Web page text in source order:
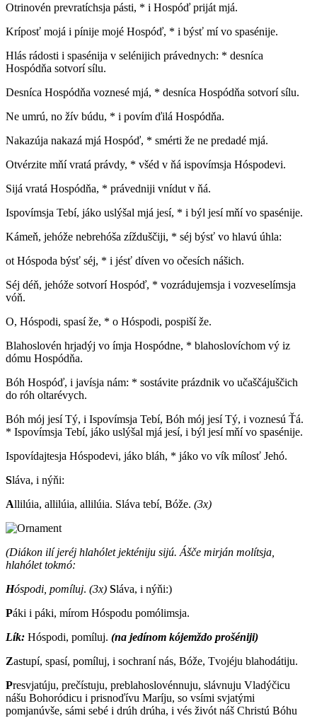
Otrinovén prevratíchsja pásti, * i Hospóď priját mjá.
Kríposť mojá i pínije mojé Hospóď, * i býsť mí vo spasénije.
Hlás rádosti i spasénija v selénijich právednych: * desníca
Hospódňa sotvorí sílu.
Desníca Hospódňa voznesé mjá, * desníca Hospódňa sotvorí sílu.
Ne umrú, no žív búdu, * i povím ďilá Hospódňa.
Nakazúja nakazá mjá Hospóď, * smérti že ne predadé mjá.
Otvérzite mňí vratá právdy, * všéd v ňá ispovímsja Hóspodevi.
Sijá vratá Hospódňa, * právedniji vnídut v ňá.
Ispovímsja Tebí, jáko uslýšal mjá jesí, * i býl jesí mňí vo spasénije.
Kámeň, jehóže nebrehóša zížduščiji, * séj býsť vo hlavú úhla:
ot Hóspoda býsť séj, * i jésť díven vo očesích nášich.
Séj déň, jehóže sotvorí Hospóď, * vozrádujemsja i vozveselímsja
vóň.
O, Hóspodi, spasí že, * o Hóspodi, pospiší že.
Blahoslovén hrjadýj vo ímja Hospódne, * blahoslovíchom vý iz
dómu Hospódňa.
Bóh Hospóď, i javísja nám: * sostávite prázdnik vo učaščájuščich
do róh oltarévych.
Bóh mój jesí Tý, i Ispovímsja Tebí, Bóh mój jesí Tý, i voznesú Ťá.
* Ispovímsja Tebí, jáko uslýšal mjá jesí, i býl jesí mňí vo spasénije.
Ispovídajtesja Hóspodevi, jáko bláh, * jáko vo vík mílosť Jehó.
Sláva, i nýňi:
Allilúia, allilúia, allilúia. Sláva tebí, Bóže. (3x)
(Diákon ilí jeréj hlahólet jekténiju sijú. Ášče mirján molítsja,
hlahólet tokmó:
Hóspodi, pomíluj. (3x) Sláva, i nýňi:)
Páki i páki, mírom Hóspodu pomólimsja.
Lík: Hóspodi, pomíluj. (na jedínom kójemždo prošéniji)
Zastupí, spasí, pomíluj, i sochraní nás, Bóže, Tvojéju blahodátiju.
Presvjatúju, prečístuju, preblahoslovénnuju, slávnuju Vladýčicu
nášu Bohoródicu i prisnoďívu Maríju, so vsími svjatými
pomjanúvše, sámi sebé i drúh drúha, i vés živót náš Christú Bóhu